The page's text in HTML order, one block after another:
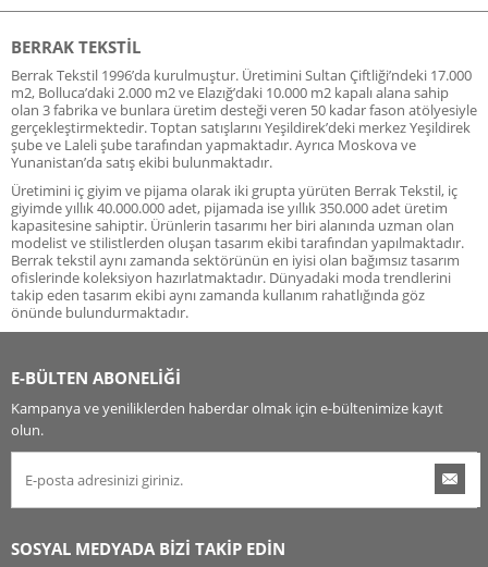
BERRAK TEKSTIL
Berrak Tekstil 1996’da kurulmuştur. Üretimini Sultan Çiftliği’ndeki 17.000
m2, Bolluca’daki 2.000 m2 ve Elazığ’daki 10.000 m2 kapalı alana sahip
olan 3 fabrika ve bunlara üretim desteği veren 50 kadar fason atölyesiyle
gerçekleştirmektedir. Toptan satışlarını Yeşildirek’deki merkez Yeşildirek
şube ve Laleli şube tarafından yapmaktadır. Ayrıca Moskova ve
Yunanistan’da satış ekibi bulunmaktadır.
Üretimini iç giyim ve pijama olarak iki grupta yürüten Berrak Tekstil, iç
giyimde yıllık 40.000.000 adet, pijamada ise yıllık 350.000 adet üretim
kapasitesine sahiptir. Ürünlerin tasarımı her biri alanında uzman olan
modelist ve stilistlerden oluşan tasarım ekibi tarafından yapılmaktadır.
Berrak tekstil aynı zamanda sektörünün en iyisi olan bağımsız tasarım
ofislerinde koleksiyon hazırlatmaktadır. Dünyadaki moda trendlerini
takip eden tasarım ekibi aynı zamanda kullanım rahatlığında göz
önünde bulundurmaktadır.
E-BÜLTEN ABONELİĞİ
Kampanya ve yeniliklerden haberdar olmak için e-bültenimize kayıt
olun.
SOSYAL MEDYADA BİZİ TAKİP EDİN